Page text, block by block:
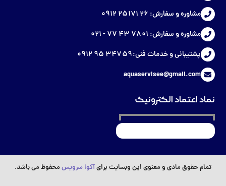
مشاوره و سفارش: ۲۶ ۱۷۱ ۲۵ ۰۹۱۲
مشاوره و سفارش: ۰۱ ۷۸ ۴۳ ۷۷ - ۰۲۱
پشتیبانی و خدمات فنی: ۵۹ ۳۴۷ ۹۵ ۰۹۱۲
aquaservisee@gmail.com
نماد اعتماد الکترونیک
تمام حقوق مادی و معنوی این وبسایت برایآکوا سرویسمحفوظ می باشد.